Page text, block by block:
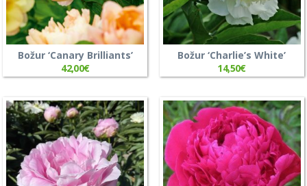
Božur ‘Canary Brilliants’
42,00€
Božur ‘Charlie’s White’
14,50€